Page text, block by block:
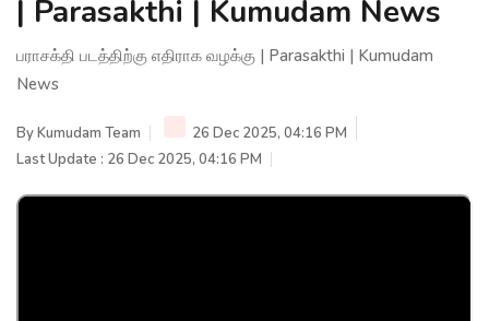
| Parasakthi | Kumudam News
பராசக்தி படத்திற்கு எதிராக வழக்கு | Parasakthi | Kumudam
News
ByKumudam Team
26 Dec 2025, 04:16 PM
Last Update : 26 Dec 2025, 04:16 PM